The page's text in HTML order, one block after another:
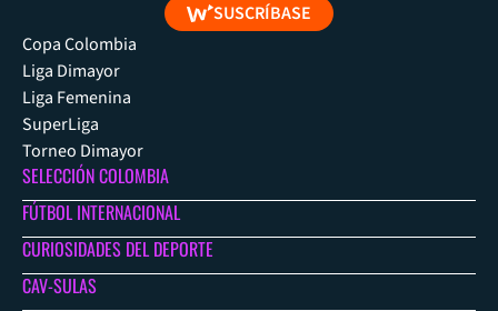
SUSCRÍBASE
Copa Colombia
Liga Dimayor
Liga Femenina
SuperLiga
Torneo Dimayor
SELECCIÓN COLOMBIA
FÚTBOL INTERNACIONAL
CURIOSIDADES DEL DEPORTE
CAV-SULAS